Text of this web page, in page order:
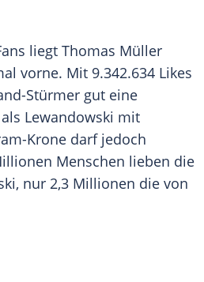
liegt Thomas Müller
vorne. Mit 9.342.634 Likes
Stürmer gut eine
Lewandowski mit
Krone darf jedoch
Menschen lieben die
, nur 2,3 Millionen die von